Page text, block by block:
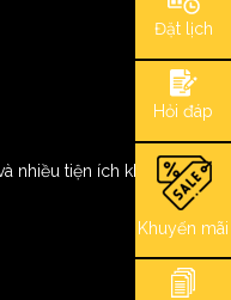
nhiều tiện ích khác với
Đặt lịch
Hỏi đáp
Khuyến mãi